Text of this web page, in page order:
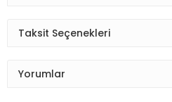
Taksit Seçenekleri
Yorumlar